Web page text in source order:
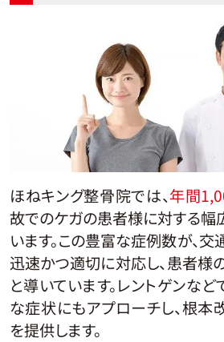
ほねキング整骨院では、年間
故でのケガの患者様に対する幅
います。この豊富な症例数が、
迅速かつ適切に対応し、患者様
と導いています。レントゲンな
な症状にもアプローチし、根
を提供します。